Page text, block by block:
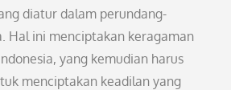
diatur dalam perundang-
Hal ini menciptakan keragaman
yang kemudian harus
menciptakan keadilan yang